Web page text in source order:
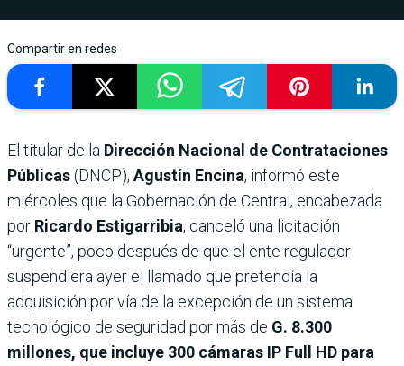
Compartir en redes
El titular de la Dirección Nacional de Contrataciones
Públicas(DNCP), Agustín Encina, informó este
miércoles que la Gobernación de Central, encabezada
por Ricardo Estigarribia, canceló una licitación
“urgente”, poco después de que el ente regulador
suspendiera ayer el llamado que pretendía la
adquisición por vía de la excepción de un sistema
tecnológico de seguridad por más de G. 8.300
millones, que incluye 300 cámaras IP Full HD para